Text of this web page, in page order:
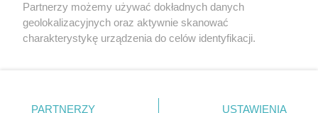
Partnerzy możemy używać dokładnych danych
geolokalizacyjnych oraz aktywnie skanować
charakterystykę urządzenia do celów identyfikacji.
zmienić/wycofać klikając przycisk ustawień prywatności
PARTNERZY USTAWIENIA